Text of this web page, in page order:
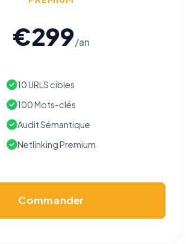
€299/an
10 URLS cibles
100 Mots-clés
Audit Sémantique
Netlinking Premium
Commander